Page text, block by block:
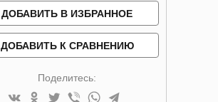
ДОБАВИТЬ В ИЗБРАННОЕ
ДОБАВИТЬ К СРАВНЕНИЮ
Поделитесь: